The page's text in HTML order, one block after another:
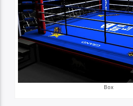
Box